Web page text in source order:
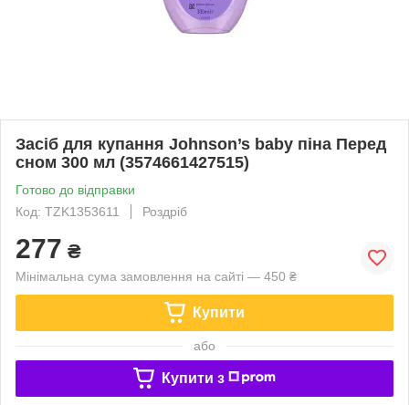
Засіб для купання Johnson’s baby піна Перед
сном 300 мл (3574661427515)
Готово до відправки
Код: TZK1353611
Роздріб
277 ₴
Мінімальна сума замовлення на сайті — 450 ₴
Купити
або
Купити з